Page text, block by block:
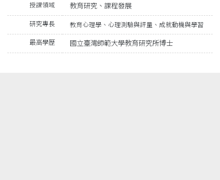
授課領域 教育研究、課程發展
研究專長 教育心理學、心理測驗與評量、成就動機與學習
最高學歷 國立臺灣師範大學教育研究所博士